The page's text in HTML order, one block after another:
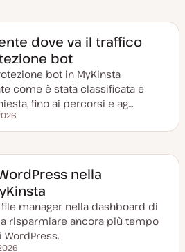
dove va il traffico
bot
bot in MyKinsta
come è stata classificata e
fino ai percorsi e ag…
nella
manager nella dashboard di
risparmiare ancora più tempo